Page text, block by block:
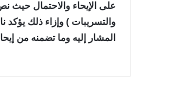
على الإيحاء والاحتمال حيث
والتسريبات ) وإزاء ذلك يؤكد
المشار إليه وما تضمنه من